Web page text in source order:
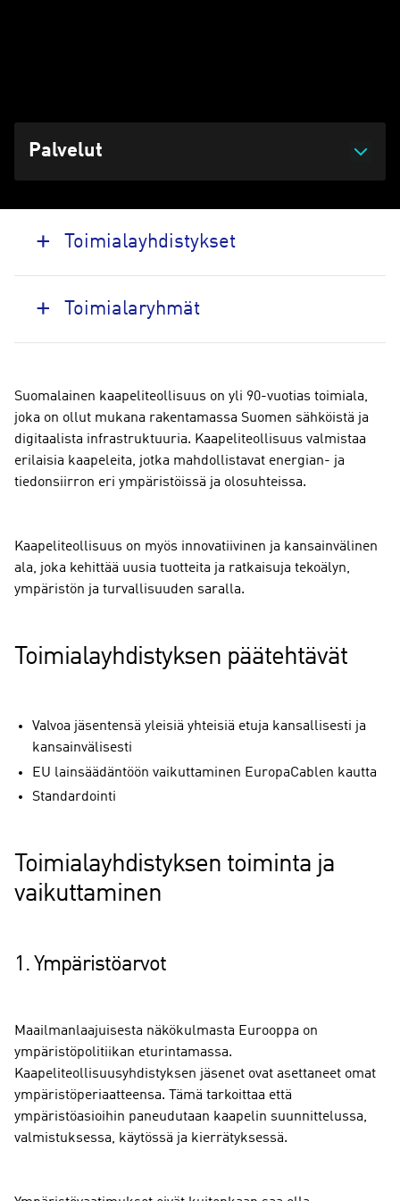
Palvelut
Toimialayhdistykset
Toimialaryhmät
Suomalainen kaapeliteollisuus on yli 90-vuotias toimiala,
joka on ollut mukana rakentamassa Suomen sähköistä ja
digitaalista infrastruktuuria. Kaapeliteollisuus valmistaa
erilaisia kaapeleita, jotka mahdollistavat energian- ja
tiedonsiirron eri ympäristöissä ja olosuhteissa.
Kaapeliteollisuus on myös innovatiivinen ja kansainvälinen
ala, joka kehittää uusia tuotteita ja ratkaisuja tekoälyn,
ympäristön ja turvallisuuden saralla.
Toimialayhdistyksen päätehtävät
Valvoa jäsentensä yleisiä yhteisiä etuja kansallisesti ja
kansainvälisesti
EU lainsäädäntöön vaikuttaminen EuropaCablen kautta
Standardointi
Toimialayhdistyksen toiminta ja
vaikuttaminen
1. Ympäristöarvot
Maailmanlaajuisesta näkökulmasta Eurooppa on
ympäristöpolitiikan eturintamassa.
Kaapeliteollisuusyhdistyksen jäsenet ovat asettaneet omat
ympäristöperiaatteensa. Tämä tarkoittaa että
ympäristöasioihin paneudutaan kaapelin suunnittelussa,
valmistuksessa, käytössä ja kierrätyksessä.